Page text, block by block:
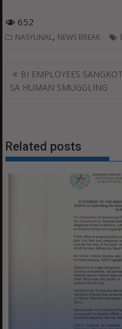
652
NASYUNAL, NEWS BREAK
Post
navigation
BI EMPLOYEES SANGKOT
SA HUMAN SMUGGLING
Related posts